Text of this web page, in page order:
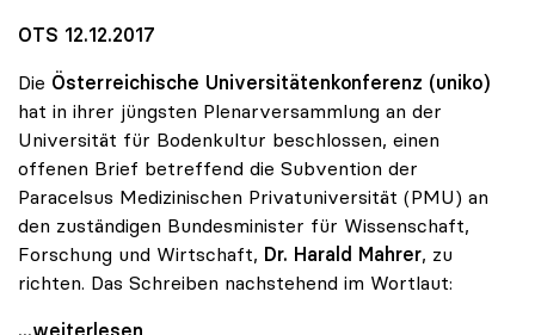
OTS 12.12.2017
Die Österreichische Universitätenkonferenz (uniko)
hat in ihrer jüngsten Plenarversammlung an der
Universität für Bodenkultur beschlossen, einen
offenen Brief betreffend die Subvention der
Paracelsus Medizinischen Privatuniversität (PMU) an
den zuständigen Bundesminister für Wissenschaft,
Forschung und Wirtschaft, Dr. Harald Mahrer, zu
richten. Das Schreiben nachstehend im Wortlaut:
uniko fordert Stopp für Bundessubvention an
...weiterlesen